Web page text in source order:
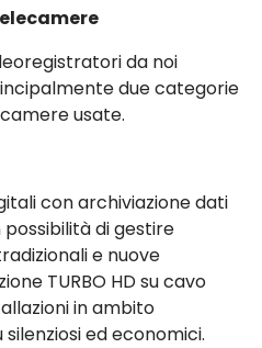
da noi
due categorie
usate.
con archiviazione dati
di gestire
e nuove
TURBO HD su cavo
in ambito
ed economici.